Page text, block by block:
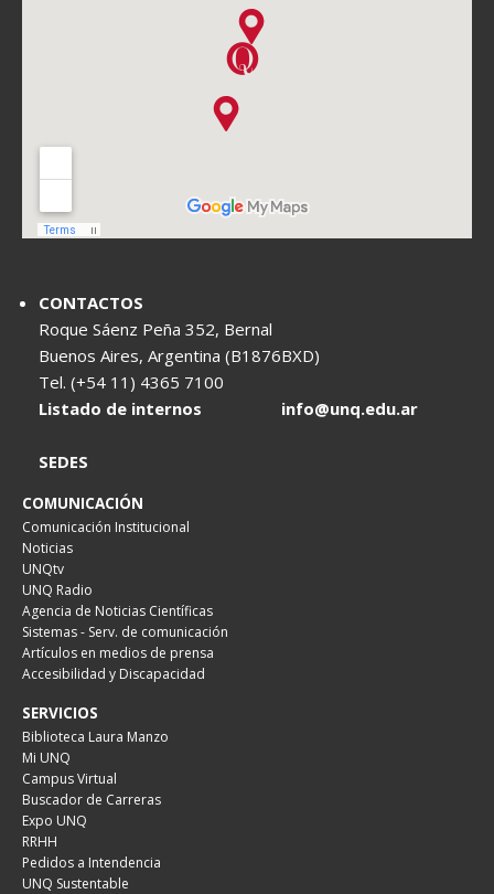
CONTACTOS
Roque Sáenz Peña 352, Bernal
Buenos Aires, Argentina (B1876BXD)
Tel. (+54 11) 4365 7100
Listado de internos
info@unq.edu.ar
SEDES
COMUNICACIÓN
Comunicación Institucional
Noticias
UNQtv
UNQ Radio
Agencia de Noticias Científicas
Sistemas - Serv. de comunicación
Artículos en medios de prensa
Accesibilidad y Discapacidad
SERVICIOS
Biblioteca Laura Manzo
Mi UNQ
Campus Virtual
Buscador de Carreras
Expo UNQ
RRHH
Pedidos a Intendencia
UNQ Sustentable